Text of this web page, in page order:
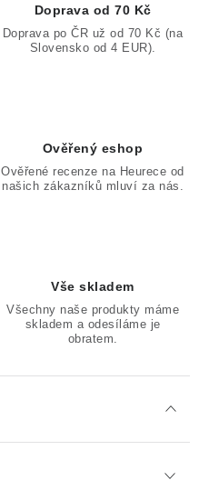
Doprava od 70 Kč
Doprava po ČR už od 70 Kč (na
Slovensko od 4 EUR).
Ověřený eshop
Ověřené recenze na Heurece od
našich zákazníků mluví za nás.
Vše skladem
Všechny naše produkty máme
skladem a odesíláme je
obratem.